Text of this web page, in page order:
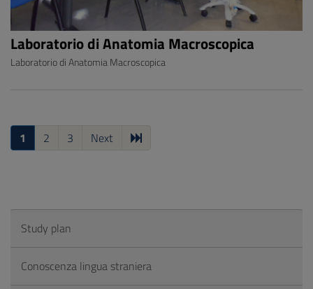
Laboratorio di Anatomia Macroscopica
Laboratorio di Anatomia Macroscopica
1 2 3 Next
Study plan
Conoscenza lingua straniera